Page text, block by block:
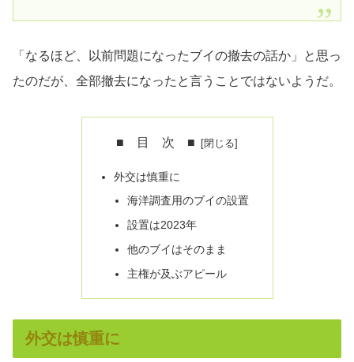
「なるほど、以前問題になったブイの撤去の話か」と思っ
たのだが、全部撤去になったと言うことではないようだ。
■ 目 次 ■
外交は慎重に
海洋調査用のブイの設置
設置は2023年
他のブイはそのまま
主権が及ぶアピール
外交は慎重に